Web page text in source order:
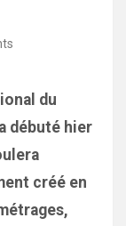
du
débuté hier
créé en